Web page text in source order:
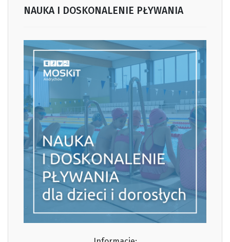
NAUKA I DOSKONALENIE PŁYWANIA